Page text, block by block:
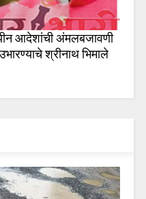
आदेशांची अंमलबजावणी
श्रीनाथ भिमाले